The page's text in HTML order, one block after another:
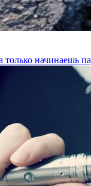
только начинаешь